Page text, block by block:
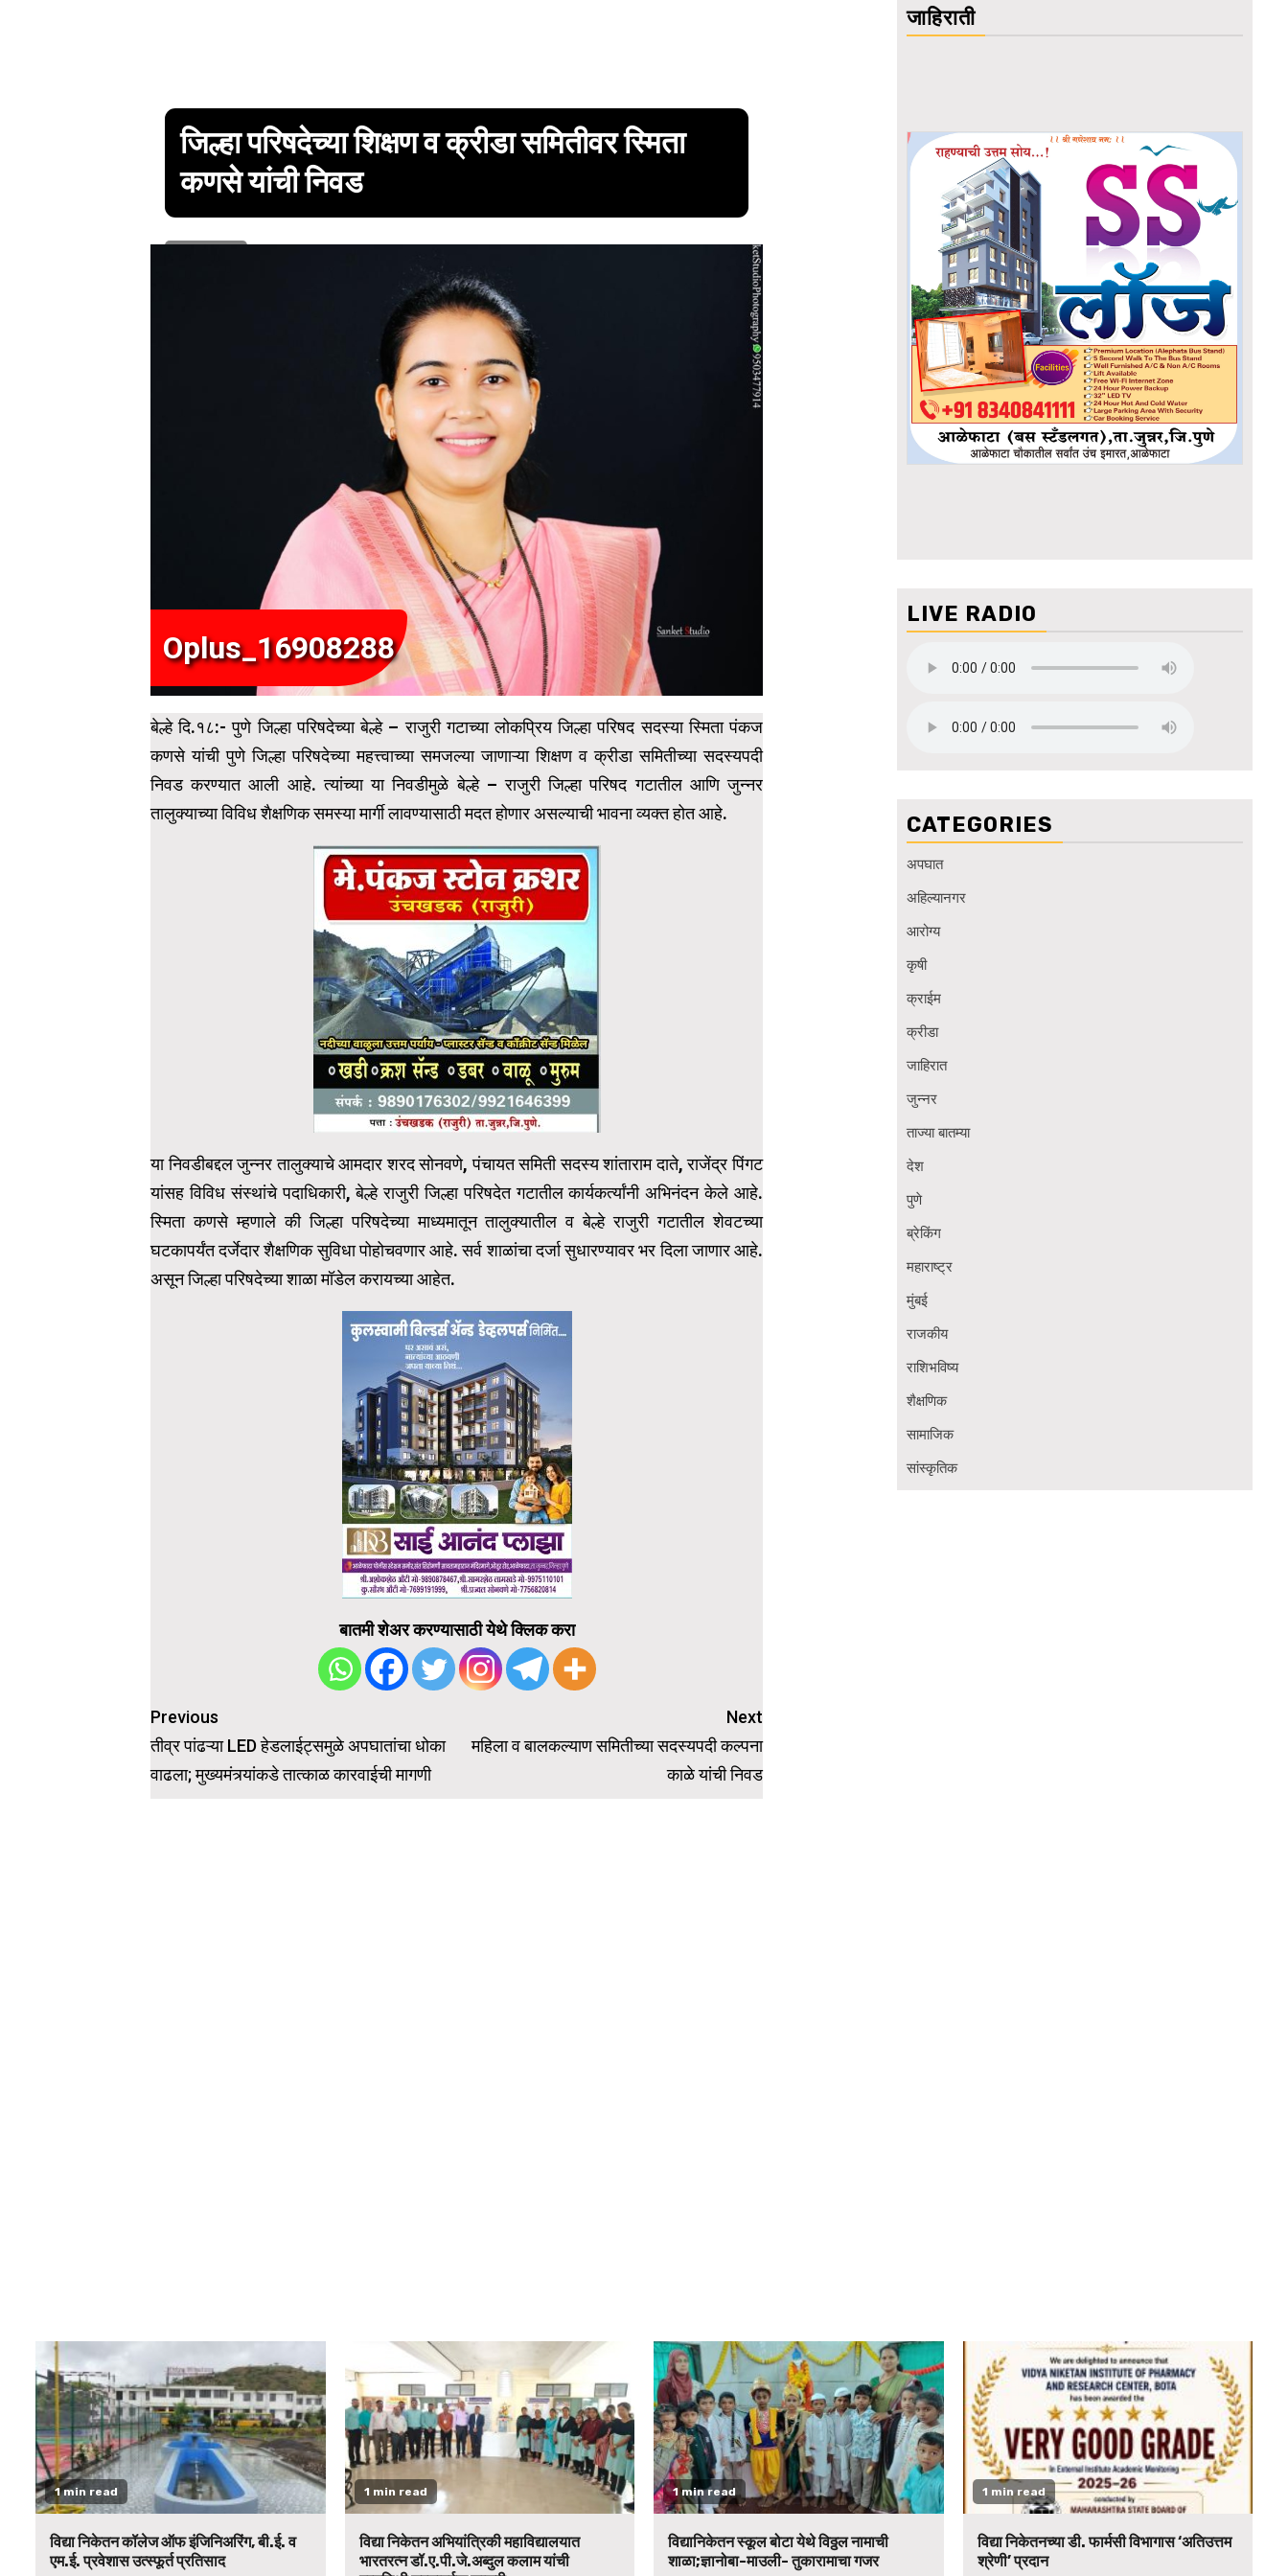
जिल्हा परिषदेच्या शिक्षण व क्रीडा समितीवर स्मिता
कणसे यांची निवड
Oplus_16908288
बेल्हे दि.१८:- पुणे जिल्हा परिषदेच्या बेल्हे – राजुरी गटाच्या लोकप्रिय जिल्हा परिषद सदस्या स्मिता पंकज
कणसे यांची पुणे जिल्हा परिषदेच्या महत्त्वाच्या समजल्या जाणाऱ्या शिक्षण व क्रीडा समितीच्या सदस्यपदी
निवड करण्यात आली आहे. त्यांच्या या निवडीमुळे बेल्हे – राजुरी जिल्हा परिषद गटातील आणि जुन्नर
तालुक्याच्या विविध शैक्षणिक समस्या मार्गी लावण्यासाठी मदत होणार असल्याची भावना व्यक्त होत आहे.
या निवडीबद्दल जुन्नर तालुक्याचे आमदार शरद सोनवणे, पंचायत समिती सदस्य शांताराम दाते, राजेंद्र पिंगट
यांसह विविध संस्थांचे पदाधिकारी, बेल्हे राजुरी जिल्हा परिषदेत गटातील कार्यकर्त्यांनी अभिनंदन केले आहे.
स्मिता कणसे म्हणाले की जिल्हा परिषदेच्या माध्यमातून तालुक्यातील व बेल्हे राजुरी गटातील शेवटच्या
घटकापर्यंत दर्जेदार शैक्षणिक सुविधा पोहोचवणार आहे. सर्व शाळांचा दर्जा सुधारण्यावर भर दिला जाणार आहे.
असून जिल्हा परिषदेच्या शाळा मॉडेल करायच्या आहेत.
बातमी शेअर करण्यासाठी येथे क्लिक करा
Post
navigation
Previous
तीव्र पांढऱ्या LED हेडलाईट्समुळे अपघातांचा धोका
वाढला; मुख्यमंत्र्यांकडे तात्काळ कारवाईची मागणी
Next
महिला व बालकल्याण समितीच्या सदस्यपदी कल्पना
काळे यांची निवड
जाहिराती
LIVE RADIO
CATEGORIES
अपघात
अहिल्यानगर
आरोग्य
कृषी
क्राईम
क्रीडा
जाहिरात
जुन्नर
ताज्या बातम्या
देश
पुणे
ब्रेकिंग
महाराष्ट्र
मुंबई
राजकीय
राशिभविष्य
शैक्षणिक
सामाजिक
सांस्कृतिक
1 min read
विद्या निकेतन कॉलेज ऑफ इंजिनिअरिंग, बी.ई. व
एम.ई. प्रवेशास उत्स्फूर्त प्रतिसाद
1 min read
विद्या निकेतन अभियांत्रिकी महाविद्यालयात
भारतरत्न डॉ.ए.पी.जे.अब्दुल कलाम यांची
1 min read
विद्यानिकेतन स्कूल बोटा येथे विठ्ठल नामाची
शाळा;ज्ञानोबा-माउली- तुकारामाचा गजर
1 min read
विद्या निकेतनच्या डी. फार्मसी विभागास ‘अतिउत्तम
श्रेणी’ प्रदान